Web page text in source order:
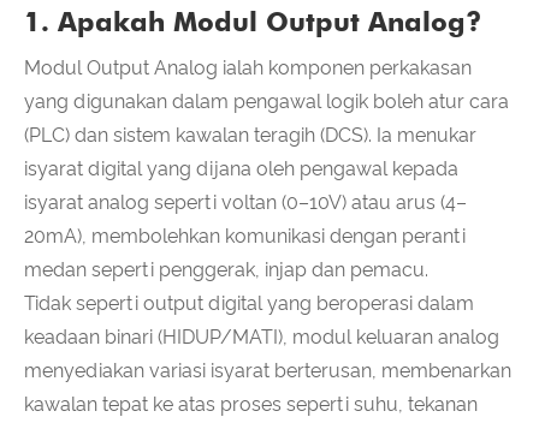
1. Apakah Modul Output Analog?
Modul Output Analog ialah komponen perkakasan
yang digunakan dalam pengawal logik boleh atur cara
(PLC) dan sistem kawalan teragih (DCS). Ia menukar
isyarat digital yang dijana oleh pengawal kepada
isyarat analog seperti voltan (0–10V) atau arus (4–
20mA), membolehkan komunikasi dengan peranti
medan seperti penggerak, injap dan pemacu.
Tidak seperti output digital yang beroperasi dalam
keadaan binari (HIDUP/MATI), modul keluaran analog
menyediakan variasi isyarat berterusan, membenarkan
kawalan tepat ke atas proses seperti suhu, tekanan